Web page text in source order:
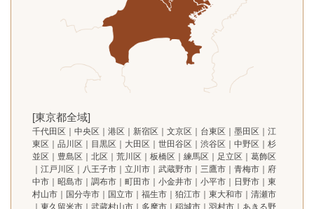
[東京都全域]
千代田区｜中央区｜港区｜新宿区｜文京区｜台東区｜墨田区｜江
東区｜品川区｜目黒区｜大田区｜世田谷区｜渋谷区｜中野区｜杉
並区｜豊島区｜北区｜荒川区｜板橋区｜練馬区｜足立区｜葛飾区
｜江戸川区｜八王子市｜立川市｜武蔵野市｜三鷹市｜青梅市｜府
中市｜昭島市｜調布市｜町田市｜小金井市｜小平市｜日野市｜東
村山市｜国分寺市｜国立市｜福生市｜狛江市｜東大和市｜清瀬市
｜東久留米市｜武蔵村山市｜多摩市｜稲城市｜羽村市｜あきる野